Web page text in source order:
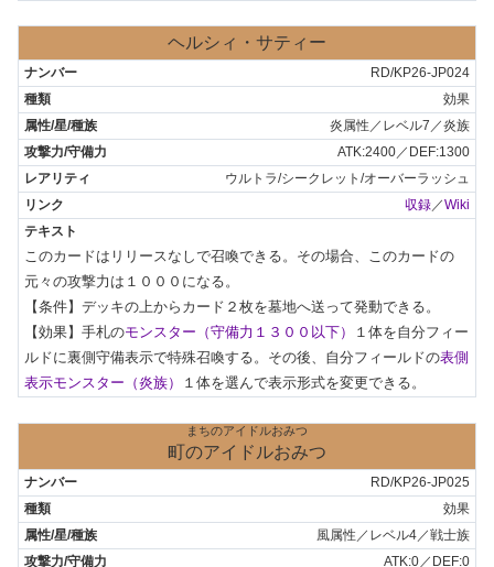
ヘルシィ・サティー
RD/KP26-JP024
効果
炎属性／レベル7／炎族
ATK:2400／DEF:1300
ウルトラ/シークレット/オーバーラッシュ
収録／Wiki
このカードはリリースなしで召喚できる。その場合、このカードの
元々の攻撃力は１０００になる。
【条件】デッキの上からカード２枚を墓地へ送って発動できる。
【効果】手札のモンスター（守備力１３００以下）
１体を自分フィー
ルドに裏側守備表示で特殊召喚する。その後、自分フィールドの表側
表示モンスター（炎族）
１体を選んで表示形式を変更できる。
まちのアイドルおみつ
町のアイドルおみつ
RD/KP26-JP025
効果
風属性／レベル4／戦士族
ATK:0／DEF:0